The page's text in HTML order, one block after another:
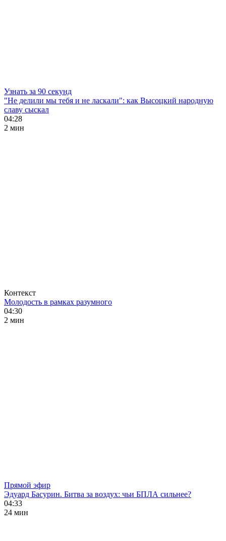
Узнать за 90 секунд
"Не делили мы тебя и не ласкали": как Высоцкий народную
славу сыскал
04:28
2 мин
Контекст
Молодость в рамках разумного
04:30
2 мин
Прямой эфир
Эдуард Басурин. Битва за воздух: чьи БПЛА сильнее?
04:33
24 мин